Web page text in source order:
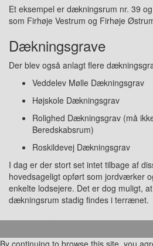
Et eksempel er dækningsrum nr. 39
som Firhøje Vestrum og Firhøje
Dækningsgrave
Der blev også anlagt flere
Veddelev Mølle Dækningsgrav
Højskole Dækningsgrav
Rolighed Dækningsgrav (må
Beredskabsrum)
Roskildevej Dækningsgrav
I dag er der stort set intet tilbage af
hovedsageligt opført som jordværker
enkelte lodsejere. Det er dog muligt,
dækningsrum stadig findes i terrænet.
By continuing to browse this site, you